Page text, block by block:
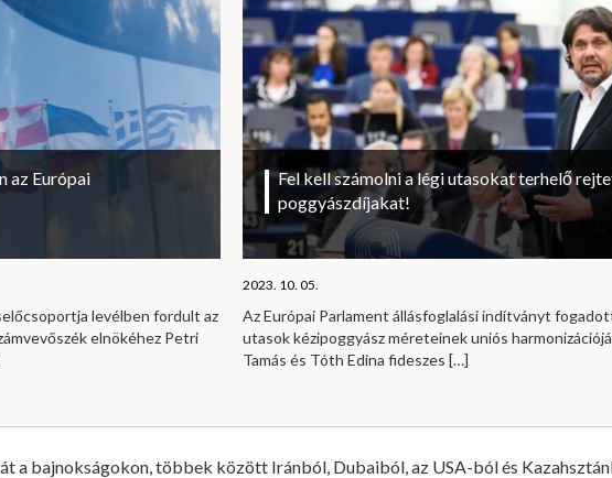
az Európai
levélben fordult az
elnökéhez Petri
Fel kell számolni a légi utasokat terhelő
poggyászdíjakat!
2023. 10. 05.
Az Európai Parlament állásfoglalási indítványt
utasok kézipoggyász méreteinek uniós
Tamás és Tóth Edina fideszes […]
a bajnokságokon, többek között Iránból, Dubaiból, az USA-ból és